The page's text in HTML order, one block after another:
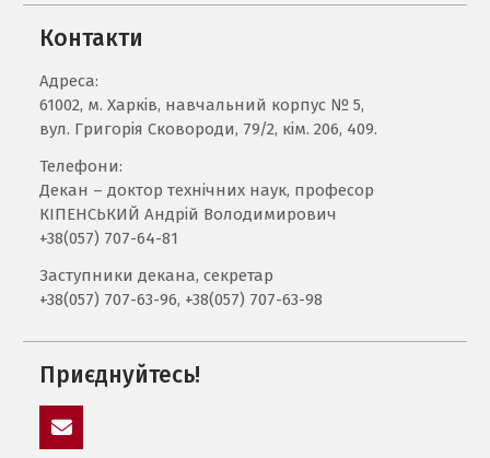
Контакти
Адреса:
61002, м. Харків, навчальний корпус № 5,
вул. Григорія Сковороди, 79/2, кім. 206, 409.
Телефони:
Декан – доктор технічних наук, професор
КІПЕНСЬКИЙ Андрій Володимирович
+38(057) 707-64-81
Заступники декана, секретар
+38(057) 707-63-96, +38(057) 707-63-98
Приєднуйтесь!